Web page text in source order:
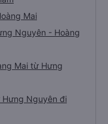
Mai
Nguyên - Hoàng
Mai từ Hưng
Nguyên đi